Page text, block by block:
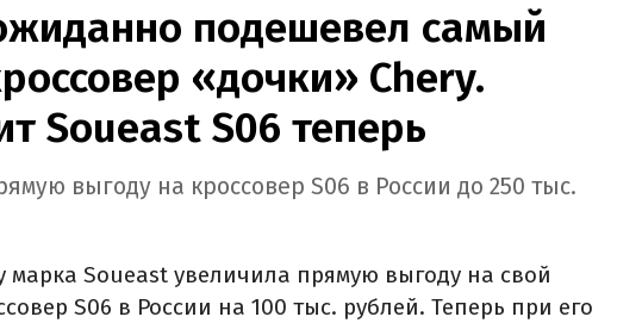
подешевел самый
«дочки» Chery.
Soueast S06 теперь
выгоду на кроссовер S06 в России до 250 тыс.
Soueast увеличила прямую выгоду на свой
S06 в России на 100 тыс. рублей. Теперь при его